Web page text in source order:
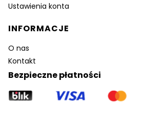
Ustawienia konta
INFORMACJE
O nas
Kontakt
Bezpieczne płatności